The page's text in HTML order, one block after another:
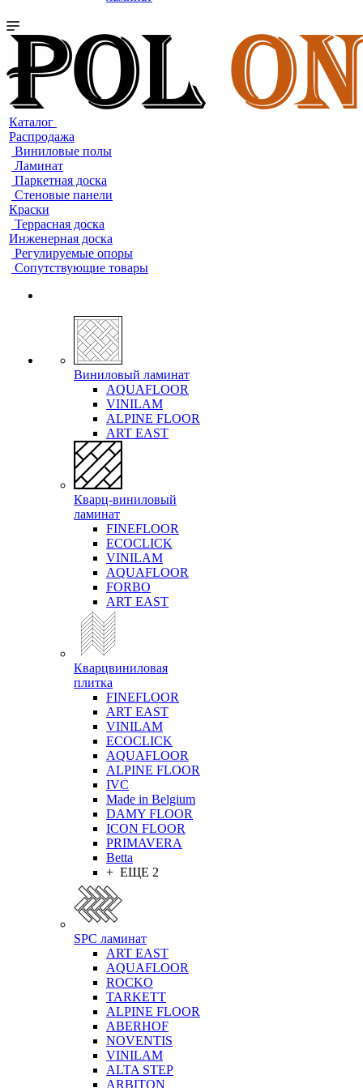
Каталог
Распродажа
Виниловые полы
Ламинат
Паркетная доска
Стеновые панели
Краски
Террасная доска
Инженерная доска
Регулируемые опоры
Сопутствующие товары
Виниловый ламинат
AQUAFLOOR
VINILAM
ALPINE FLOOR
ART EAST
Кварц-виниловый
ламинат
FINEFLOOR
ECOCLICK
VINILAM
AQUAFLOOR
FORBO
ART EAST
Кварцвиниловая
плитка
FINEFLOOR
ART EAST
VINILAM
ECOCLICK
AQUAFLOOR
ALPINE FLOOR
IVC
Made in Belgium
DAMY FLOOR
ICON FLOOR
PRIMAVERA
Betta
+ ЕЩЕ 2
SPC ламинат
ART EAST
AQUAFLOOR
ROCKO
TARKETT
ALPINE FLOOR
ABERHOF
NOVENTIS
VINILAM
ALTA STEP
ARBITON